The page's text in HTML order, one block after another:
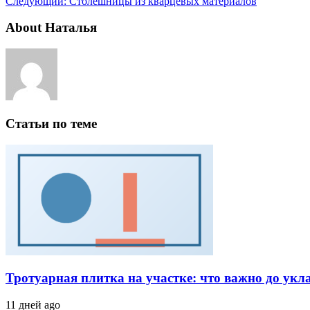
About Наталья
Статьи по теме
Тротуарная плитка на участке: что важно до
11 дней ago